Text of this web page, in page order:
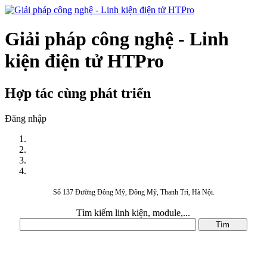
Giải pháp công nghệ - Linh
kiện điện tử HTPro
Hợp tác cùng phát triển
Đăng nhập
Số 137 Đường Đông Mỹ, Đông Mỹ, Thanh Trì, Hà Nội.
Tìm kiếm linh kiện, module,...